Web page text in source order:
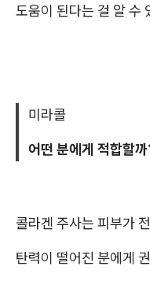
도움이 된다는 걸 알 수
미라콜
어떤 분에게 적합할
콜라겐 주사는 피부가
탄력이 떨어진 분에게